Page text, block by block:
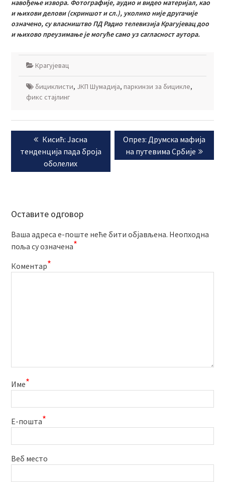
навођење извора. Фотографије, аудио и видео материјал, као
и њихови делови (скриншот и сл.), уколико није другачије
означено, су власништво ПД Радио телевизија Крагујевац доо
и њихово преузимање је могуће само уз сагласност аутора.
Крагујевац
бициклисти, ЈКП Шумадија, паркинзи за бицикле,
фикс стајлинг
Кретање
чланка Previous
post:
Кисић: Јасна
тенденција пада броја
оболелих
Next
post:
Oпрез: Друмска мафија
на путевима Србије
Оставите одговор
Ваша адреса е-поште неће бити објављена. Неопходна
поља су означена*
Коментар*
Име*
Е-пошта*
Веб место